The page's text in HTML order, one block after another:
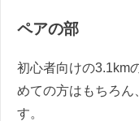
ペアの部
初心者向けの3.1km
めての方はもちろん
す。